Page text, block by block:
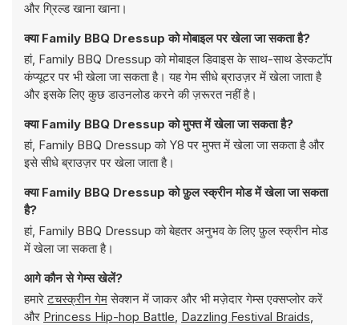
और ग्रिल्ड खाना खाना।
क्या Family BBQ Dressup को मोबाइल पर खेला जा सकता है?
हां, Family BBQ Dressup को मोबाइल डिवाइस के साथ-साथ डेस्कटॉप
कंप्यूटर पर भी खेला जा सकता है। यह गेम सीधे ब्राउज़र में खेला जाता है
और इसके लिए कुछ डाउनलोड करने की ज़रूरत नहीं है।
क्या Family BBQ Dressup को मुफ्त में खेला जा सकता है?
हां, Family BBQ Dressup को Y8 पर मुफ्त में खेला जा सकता है और
इसे सीधे ब्राउज़र पर खेला जाता है।
क्या Family BBQ Dressup को फ़ुल स्क्रीन मोड में खेला जा सकता
है?
हां, Family BBQ Dressup को बेहतर अनुभव के लिए फ़ुल स्क्रीन मोड
में खेला जा सकता है।
आगे कौन से गेम्स खेलें?
हमारेटचस्क्रीन गेमसेक्शन में जाकर और भी मज़ेदार गेम्स एक्सप्लोर करें
और Princess Hip-hop Battle, Dazzling Festival Braids,